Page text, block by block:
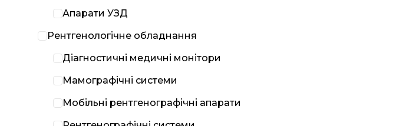
Апарати УЗД
Рентгенологічне обладнання
Діагностичні медичні монітори
Мамографічні системи
Мобільні рентгенографічні апарати